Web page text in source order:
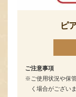
ピ
ご注意事項
ご使用状況や保
く場合がござい